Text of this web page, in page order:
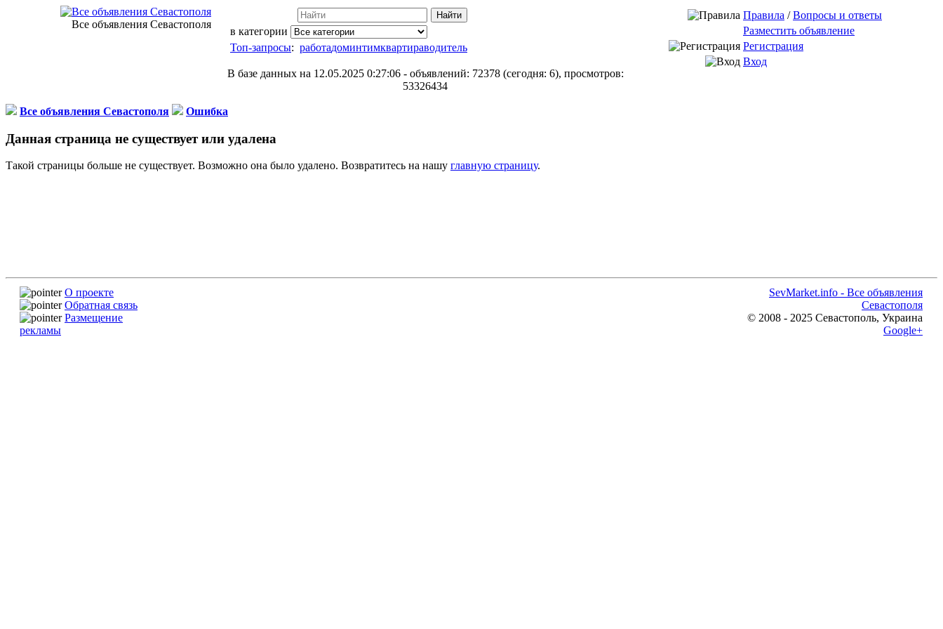
Все объявления Севастополя
в категории
Топ-запросы: работадоминтимквартираводитель
В базе данных на 12.05.2025 0:27:06 - объявлений: 72378 (сегодня: 6), просмотров:
53326434
Правила /Вопросы и ответы
Разместить объявление
Регистрация
Вход
Все объявления Севастополя Ошибка
Данная страница не существует или удалена
Такой страницы больше не существует. Возможно она было удалено. Возвратитесь на нашу главную страницу.
О проекте
Обратная связь
Размещение
рекламы
SevMarket.info - Все объявления
Севастополя
© 2008 - 2025 Севастополь, Украина
Google+